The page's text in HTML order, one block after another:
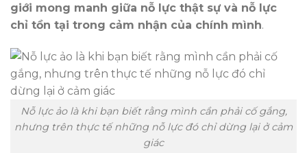
giới mong manh giữa nỗ lực thật sự và nỗ lực
chỉ tồn tại trong cảm nhận của chính mình.
Nỗ lực ảo là khi bạn biết rằng mình cần phải cố gắng,
nhưng trên thực tế những nỗ lực đó chỉ dừng lại ở cảm
giác